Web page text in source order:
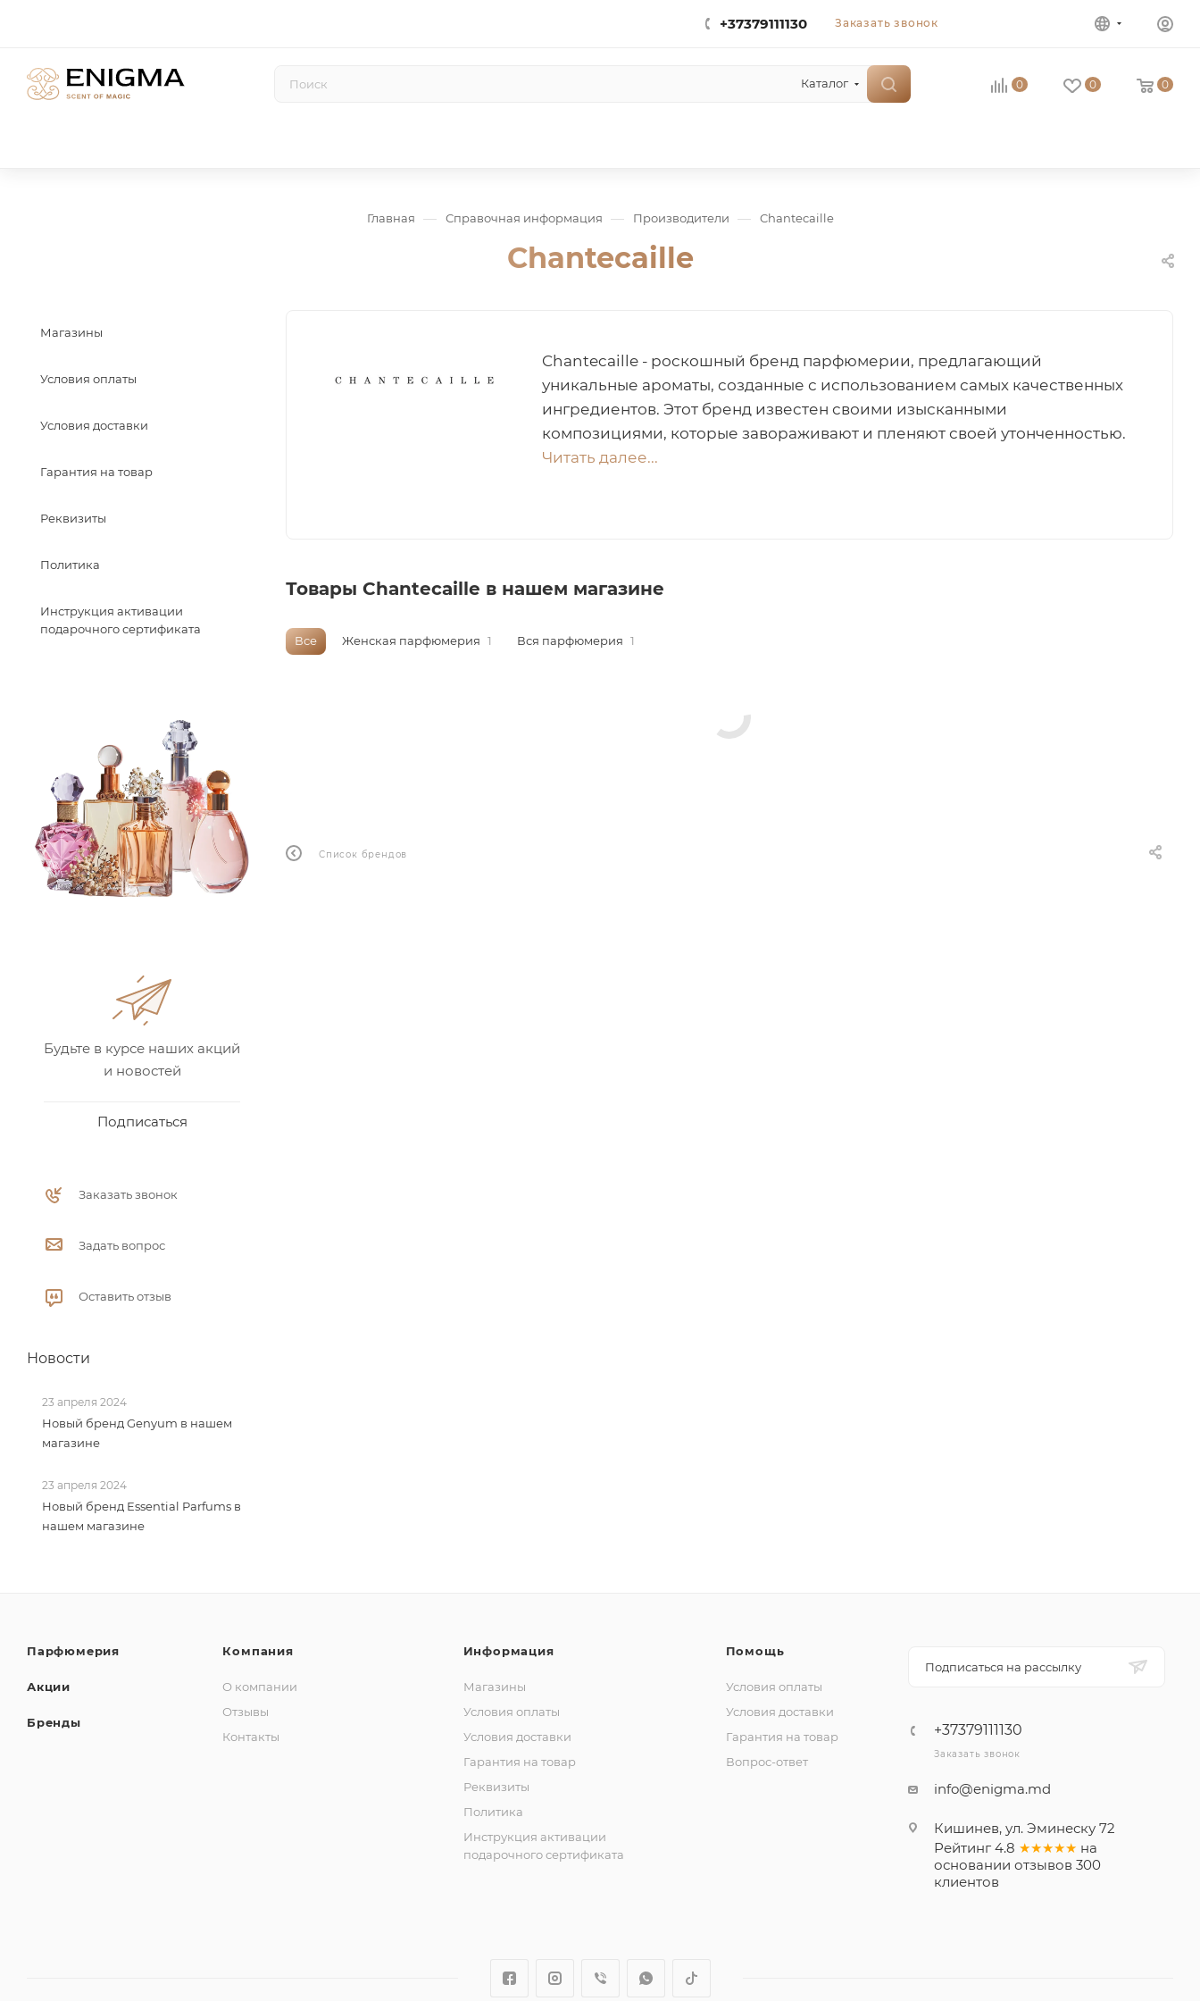
+37379111130 Заказать звонок
Каталог 0 0 0
Главная — Справочная информация — Производители — Chantecaille
Chantecaille
Chantecaille - роскошный бренд парфюмерии, предлагающий
уникальные ароматы, созданные с использованием самых качественных
ингредиентов. Этот бренд известен своими изысканными
композициями, которые завораживают и пленяют своей утонченностью.
Читать далее...
Товары Chantecaille в нашем магазине
Все Женская парфюмерия 1 Вся парфюмерия 1
Список брендов
Магазины
Условия оплаты
Условия доставки
Гарантия на товар
Реквизиты
Политика
Инструкция активации
подарочного сертификата
Будьте в курсе наших акций
и новостей
Подписаться
Заказать звонок
Задать вопрос
Оставить отзыв
Новости
23 апреля 2024
Новый бренд Genyum в нашем
магазине
23 апреля 2024
Новый бренд Essential Parfums в
нашем магазине
Парфюмерия
Акции
Бренды
Компания
О компании
Отзывы
Контакты
Информация
Магазины
Условия оплаты
Условия доставки
Гарантия на товар
Реквизиты
Политика
Инструкция активации
подарочного сертификата
Помощь
Условия оплаты
Условия доставки
Гарантия на товар
Вопрос-ответ
Подписаться на рассылку
+37379111130
Заказать звонок
info@enigma.md
Кишинев, ул. Эминеску 72
Рейтинг 4.8 ★★★★★ на
основании отзывов 300
клиентов